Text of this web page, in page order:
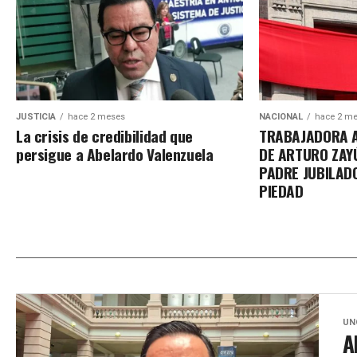
JUSTICIA hace 2 meses
La crisis de credibilidad que
persigue a Abelardo Valenzuela
NACIONAL hace 2
TRABAJADORA
DE ARTURO
PADRE
PIEDAD